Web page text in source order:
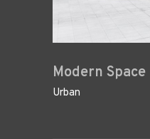
Modern Space
Urban